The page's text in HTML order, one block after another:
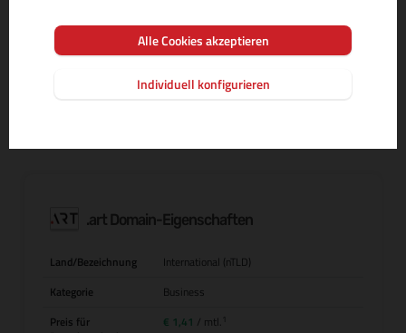
Alle Cookies akzeptieren
Individuell konfigurieren
MEHR INFOS ZUR DOMAIN-ENDUNG
.art Domain-Eigenschaften
Land/Bezeichnung
International (nTLD)
Kategorie
Business
Preis für
€ 1,41 / mtl.